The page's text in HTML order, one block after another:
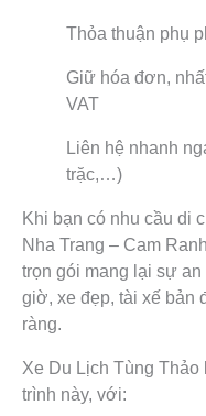
Thỏa thuận phụ
Giữ hóa đơn,
VAT
Liên hệ nhanh
trặc,…)
Khi bạn có nhu cầu di
Nha Trang – Cam
trọn gói mang lại sự
giờ, xe đẹp, tài xế bản
ràng.
Xe Du Lịch Tùng
trình này, với: